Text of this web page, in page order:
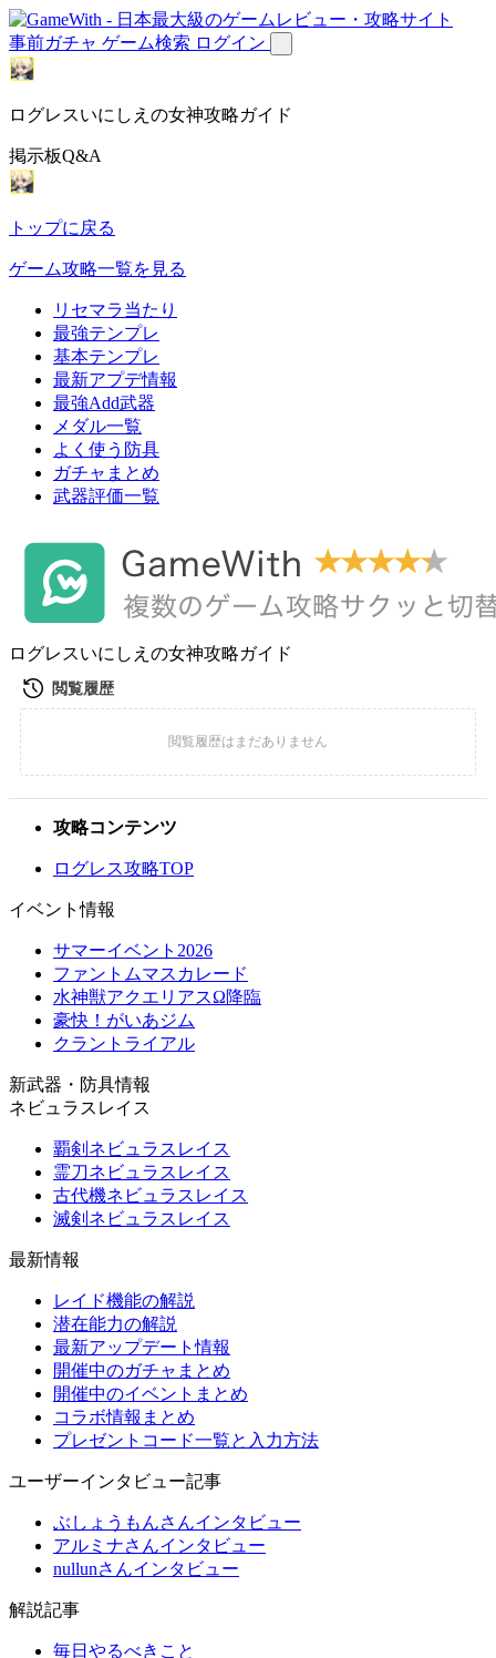
事前ガチャ ゲーム検索 ログイン
ログレスいにしえの女神攻略ガイド
掲示板Q&A
トップに戻る
ゲーム攻略一覧を見る
リセマラ当たり
最強テンプレ
基本テンプレ
最新アプデ情報
最強Add武器
メダル一覧
よく使う防具
ガチャまとめ
武器評価一覧
ログレスいにしえの女神攻略ガイド
攻略コンテンツ
ログレス攻略TOP
イベント情報
サマーイベント2026
ファントムマスカレード
水神獣アクエリアスΩ降臨
豪快！がいあジム
クラントライアル
新武器・防具情報
ネビュラスレイス
覇剣ネビュラスレイス
霊刀ネビュラスレイス
古代機ネビュラスレイス
滅剣ネビュラスレイス
最新情報
レイド機能の解説
潜在能力の解説
最新アップデート情報
開催中のガチャまとめ
開催中のイベントまとめ
コラボ情報まとめ
プレゼントコード一覧と入力方法
ユーザーインタビュー記事
ぶしょうもんさんインタビュー
アルミナさんインタビュー
nullunさんインタビュー
解説記事
毎日やるべきこと